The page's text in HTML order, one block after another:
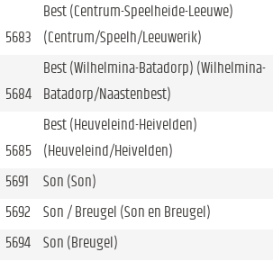
5683
Best (Centrum-Speelheide-Leeuwe)
(Centrum/Speelh/Leeuwerik)
5684
Best (Wilhelmina-Batadorp) (Wilhelmina-
Batadorp/Naastenbest)
5685
Best (Heuveleind-Heivelden)
(Heuveleind/Heivelden)
5691
Son (Son)
5692
Son / Breugel (Son en Breugel)
5694
Son (Breugel)